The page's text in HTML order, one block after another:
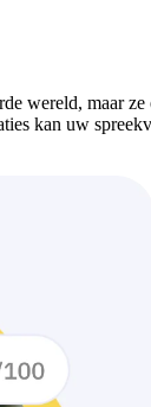
wereld, maar
kan uw